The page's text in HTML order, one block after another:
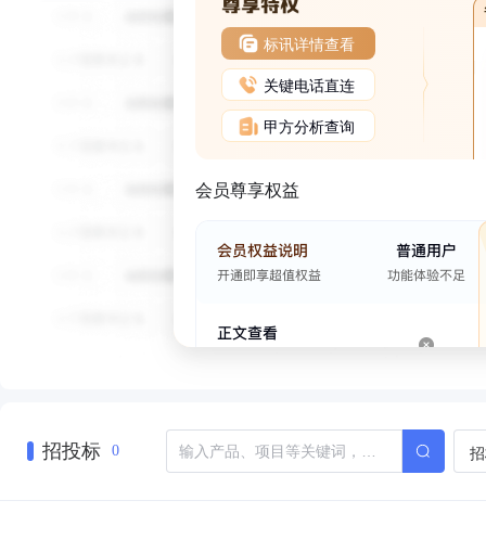
标讯详情查看
关键电话直连
甲方分析查询
会员尊享权益
招投标 0